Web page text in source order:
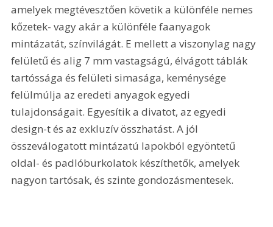
amelyek megtévesztően követik a különféle nemes
kőzetek- vagy akár a különféle faanyagok
mintázatát, színvilágát. E mellett a viszonylag nagy
felületű és alig 7 mm vastagságú, élvágott táblák
tartóssága és felületi simasága, keménysége
felülmúlja az eredeti anyagok egyedi
tulajdonságait. Egyesítik a divatot, az egyedi
design-t és az exkluzív összhatást. A jól
összeválogatott mintázatú lapokból egyöntetű
oldal- és padlóburkolatok készíthetők, amelyek
nagyon tartósak, és szinte gondozásmentesek.